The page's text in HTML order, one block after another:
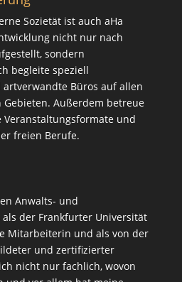
Sozietät ist auch aHa
nicht nur nach
sondern
begleite speziell
Büros auf allen
Außerdem betreue
und
freien Berufe.
Anwalts- und
der Frankfurter Universität
Mitarbeiterin und als von der
und zertifizierter
nicht nur fachlich, wovon